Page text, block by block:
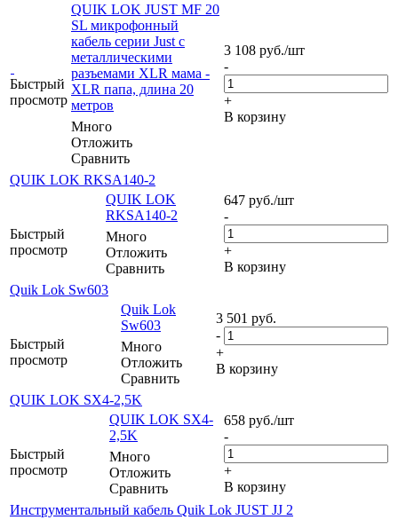
Быстрый
просмотр
QUIK LOK JUST MF 20
SL микрофонный
кабель серии Just с
металлическими
разъемами XLR мама -
XLR папа, длина 20
метров
Много
Отложить
Сравнить
3 108 руб./шт
-
+
В корзину
QUIK LOK RKSA140-2
Быстрый
просмотр
QUIK LOK
RKSA140-2
Много
Отложить
Сравнить
647 руб./шт
-
+
В корзину
Quik Lok Sw603
Быстрый
просмотр
Quik Lok
Sw603
Много
Отложить
Сравнить
3 501 руб.
-
+
В корзину
QUIK LOK SX4-2,5K
Быстрый
просмотр
QUIK LOK SX4-
2,5K
Много
Отложить
Сравнить
658 руб./шт
-
+
В корзину
Инструментальный кабель Quik Lok JUST JJ 2